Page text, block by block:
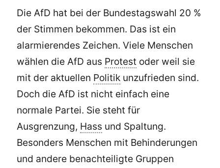
Die AfD hat bei der Bundestagswahl 20 %
der Stimmen bekommen. Das ist ein
alarmierendes Zeichen. Viele Menschen
wählen die AfD aus Protest oder weil sie
mit der aktuellen Politik unzufrieden sind.
Doch die AfD ist nicht einfach eine
normale Partei. Sie steht für
Ausgrenzung, Hass und Spaltung.
Besonders Menschen mit Behinderungen
und andere benachteiligte Gruppen